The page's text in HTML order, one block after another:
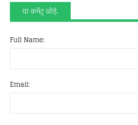
या कमेंट् छोड़े.
Full Name:
Email: